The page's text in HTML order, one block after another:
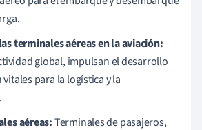
terminales aéreas en la aviación:
global, impulsan el desarrollo
para la logística y la
aéreas:Terminales de pasajeros,